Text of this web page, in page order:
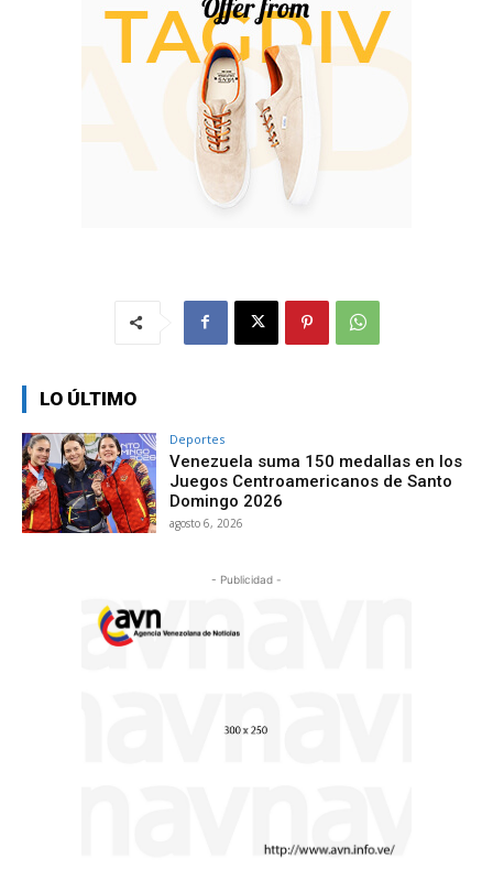
LO ÚLTIMO
Deportes
Venezuela suma 150 medallas en los
Juegos Centroamericanos de Santo
Domingo 2026
agosto 6, 2026
- Publicidad -